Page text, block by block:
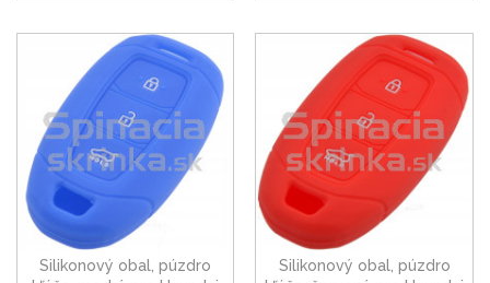
Silikonový obal, púzdro
Silikonový obal, púzdro